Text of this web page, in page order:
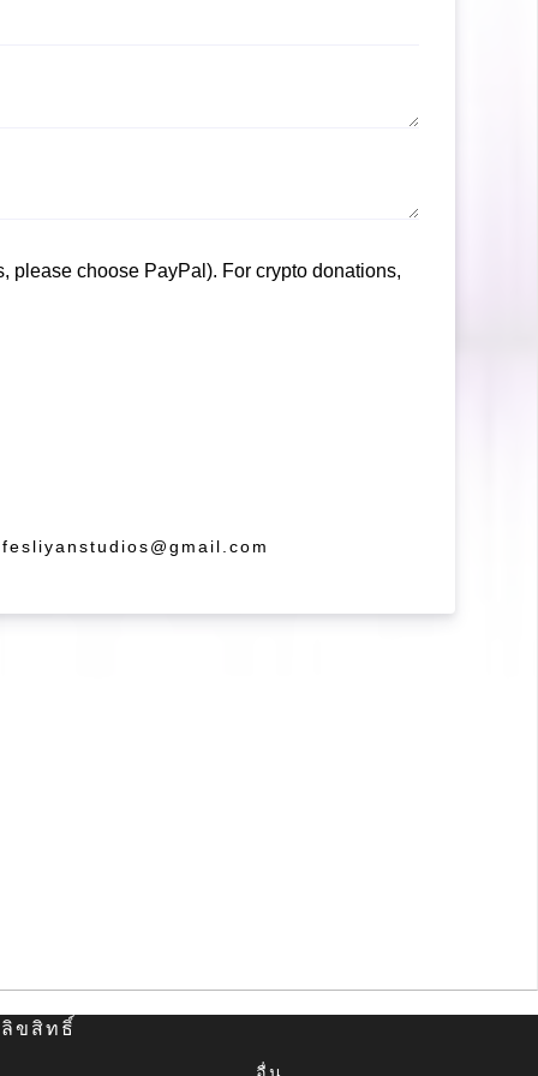
please choose PayPal). For crypto donations,
ลิขสิทธิ์